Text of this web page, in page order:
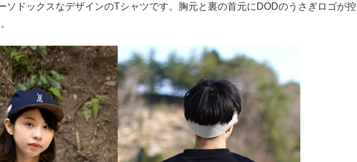
ソドックスなデザインのTシャツです。胸元と裏の首元にDODのうさぎロゴが控